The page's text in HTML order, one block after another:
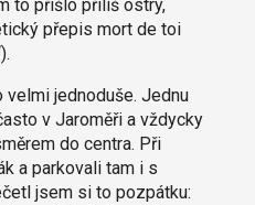
to přišlo příliš ostrý,
přepis mort de toi
jednoduše. Jednu
v Jaroměři a vždycky
do centra. Při
a parkovali tam i s
jsem si to pozpátku: